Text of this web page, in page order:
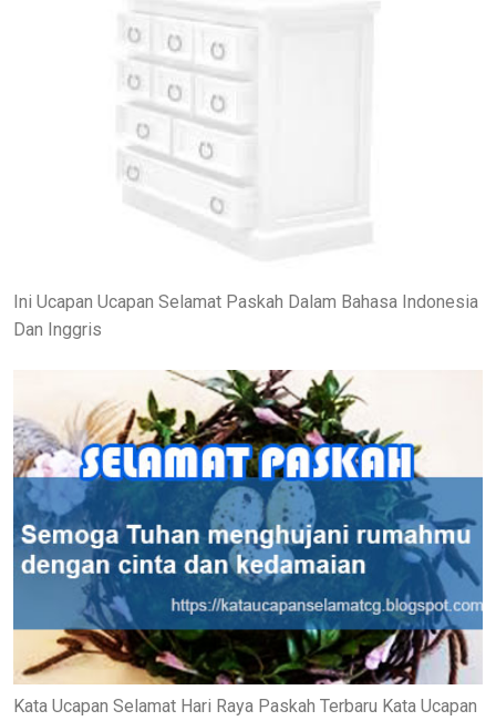
Ini Ucapan Ucapan Selamat Paskah Dalam Bahasa Indonesia
Dan Inggris
Kata Ucapan Selamat Hari Raya Paskah Terbaru Kata Ucapan